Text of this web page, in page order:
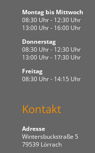
Montag bis Mittwoch
08:30 Uhr - 12:30 Uhr
13:00 Uhr - 16:00 Uhr
Donnerstag
08:30 Uhr - 12:30 Uhr
13:00 Uhr - 17:30 Uhr
Freitag
08:30 Uhr - 14:15 Uhr
Kontakt
Adresse
Wintersbuckstraße 5
79539 Lörrach